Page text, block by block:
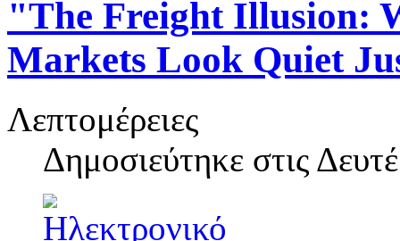
"The Freight Illusion:
Markets Look Quiet
Λεπτομέρειες
Δημοσιεύτηκε στις